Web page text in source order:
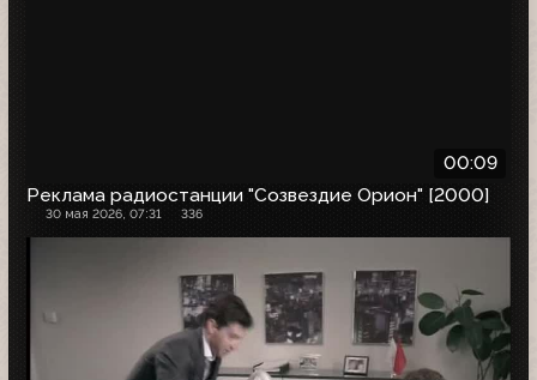
00:09
Реклама радиостанции "Созвездие Орион" [2000]
30 мая 2026, 07:31 336